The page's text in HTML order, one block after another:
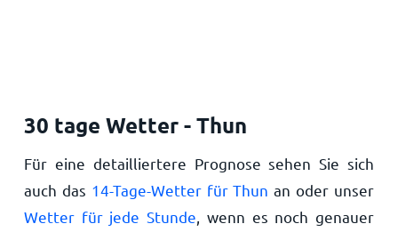
30 tage Wetter - Thun
Für eine detailliertere Prognose sehen Sie sich
auch das 14-Tage-Wetter für Thun an oder unser
Wetter für jede Stunde , wenn es noch genauer